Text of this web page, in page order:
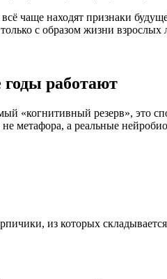
чаще находят признаки
с образом жизни взрослых
работают
резерв», это
метафора, а реальные
из которых складывается